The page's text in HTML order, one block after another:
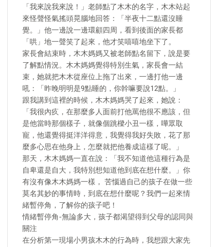
「我來說我來說！」老師點了木木的名字，木木站起
來怪聲怪氣搖頭晃腦地回答：「半夜十二點還沒睡
覺。」他一邊說一邊環顧四周，看到後面的家長都
「哄」地一聲笑了起來，他才笑嘻嘻地坐下了。
家長會結束時，木木媽媽又被老師點名留下，說是要
了解點情況。木木媽媽覺得特別生氣，家長會一結
束，她就把木木從座位上拖了出來，一邊打他一邊
吼：「昨晚明明是9點睡的，你幹嘛要說12點。」
跟我講到這裡的時候，木木媽媽哭了起來，她說：
「我很內疚，在那麼多人面前打他罵他很不應該，但
是他當時那個樣子，就像個跳樑小丑一樣，嘩眾取
寵，他還覺得挺洋洋得意，我覺得我好失敗，花了那
麼多心思在他身上，怎麼就把他養成這樣了呢。」
那天，木木媽媽一直在說：「我不知道他這種行為是
自卑還是自大，我特別想知道他到底在想什麼。」你
有沒有像木木媽媽一樣， 苦惱過自己的孩子在做一些
莫名其妙的事情時，到底在想什麼呢？我們一起來情
緒暫停角，了解你的孩子吧！
情緒暫停角-無論多大，孩子都渴望得到父母的認同與
關注
在分析第一現場小男孩木木的行為時，我想跟大家先